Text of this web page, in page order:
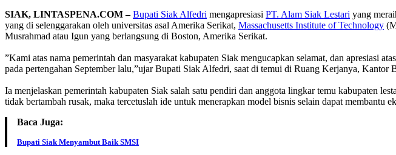
SIAK, LINTASPENA.COM – Bupati Siak Alfedri mengapresiasi PT. Alam Siak Lestari yang
yang di selenggarakan oleh universitas asal Amerika Serikat, Massachusetts Institute of Technology
Musrahmad atau Igun yang berlangsung di Boston, Amerika Serikat.
”Kami atas nama pemerintah dan masyarakat kabupaten Siak mengucapkan selamat, dan apresiasi
pada pertengahan September lalu,”ujar Bupati Siak Alfedri, saat di temui di Ruang Kerjanya, Kantor
Ia menjelaskan pemerintah kabupaten Siak salah satu pendiri dan anggota lingkar temu kabupaten
tidak bertambah rusak, maka tercetuslah ide untuk menerapkan model bisnis selain dapat
Baca Juga:
Bupati Siak Menyambut Baik SMSI